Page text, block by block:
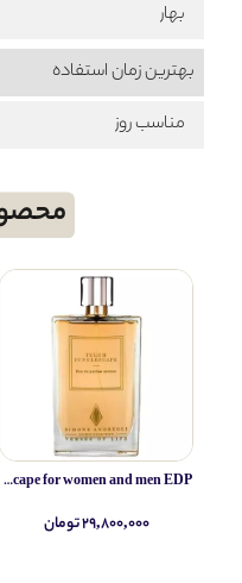
بهار
بهترین زمان استفاده
مناسب روز
Simone Andreoli Tulum Junglescape for women and men EDP
۲۹,۸۰۰,۰۰۰ تومان